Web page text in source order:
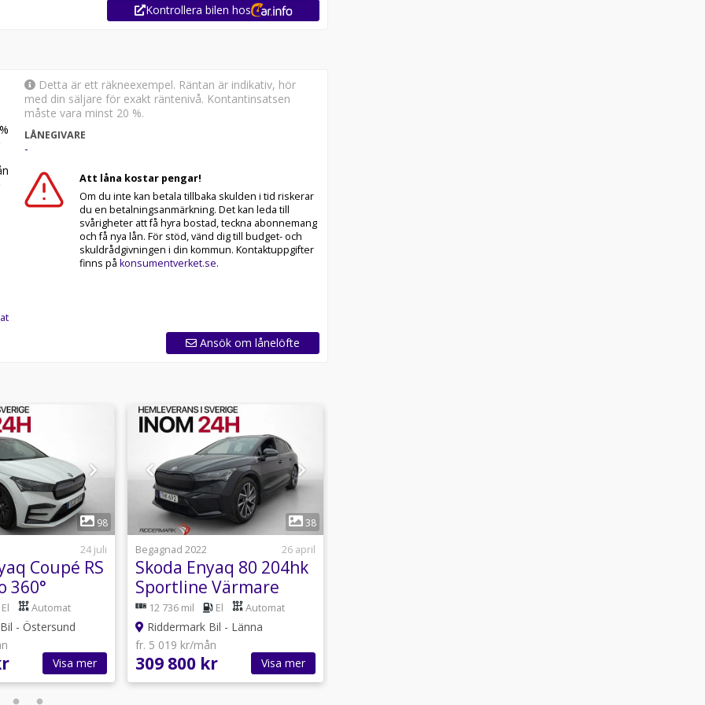
bilfirma! Vi säljer cirka 55000 bilar om
hemleverans i hela Sverige.
vi våra kunder att ringa oss på 063-
en finansiering som passar just dina behov och
Carplay,Tonade
och
bak,Parkeringssensor bak,Interiör i skinn eller
fram,Parkeringssensorer fram &
Kontrollera bilen hos
%
Detta är ett räkneexempel. Räntan är indikativ, hör
med din säljare för exakt räntenivå. Kontantinsatsen
måste vara minst 20 %.
LÅNEGIVARE
-
Att låna kostar pengar!
Om du inte kan betala tillbaka skulden i tid riskerar
du en betalningsanmärkning. Det kan leda till
svårigheter att få hyra bostad, teckna abonnemang
och få nya lån. För stöd, vänd dig till budget- och
skuldrådgivningen i din kommun. Kontaktuppgifter
finns på konsumentverket.se.
Ansök om lånelöfte
1
98
24 juli
Coupé RS
360°
Drag
El Automat
- Östersund
Visa mer
1
38
Begagnad 2022
26 april
Skoda Enyaq 80 204hk
Sportline Värmare
Drag Kamera CarPlay
12 736 mil El Automat
Riddermark Bil - Länna
fr. 5 019 kr/mån
309 800 kr Visa mer